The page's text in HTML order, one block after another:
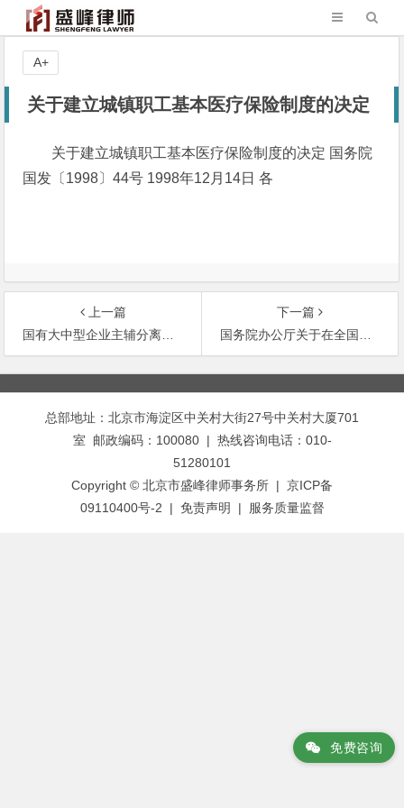
关于建立城镇职工基本医疗保险制度的决定
关于建立城镇职工基本医疗保险制度的决定 国务院
国发〔1998〕44号 1998年12月14日 各
A+
上一篇
国有大中型企业主辅分离辅业改制分流安置富余人员的劳动关系处理办法
下一篇
国务院办公厅关于在全国城镇集体企业、单位开展清产核资工作的通知
文
章
总部地址：北京市海淀区中关村大街27号中关村大厦701
室 邮政编码：100080 | 热线咨询电话：010-
51280101
Copyright © 北京市盛峰律师事务所 | 京ICP备
09110400号-2 | 免责声明 | 服务质量监督
免费咨询